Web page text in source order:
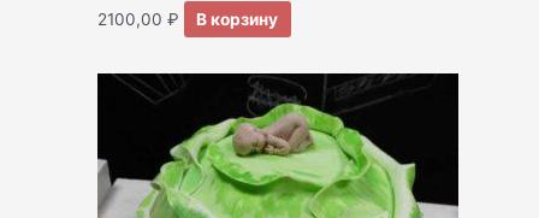
2100,00₽ В корзину